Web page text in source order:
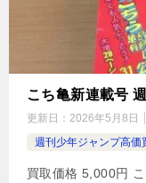
こち亀新連載号
更新日： 2026年5月8日
週刊少年ジャンプ高価
買取価格 5,000円